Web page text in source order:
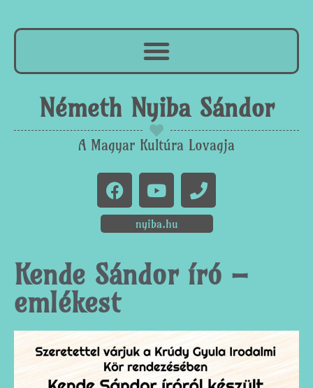
Németh Nyiba Sándor
A Magyar Kultúra Lovagja
nyiba.hu
Kende Sándor író –
emlékest